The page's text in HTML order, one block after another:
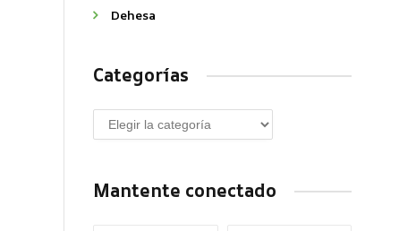
Dehesa
Categorías
Mantente conectado